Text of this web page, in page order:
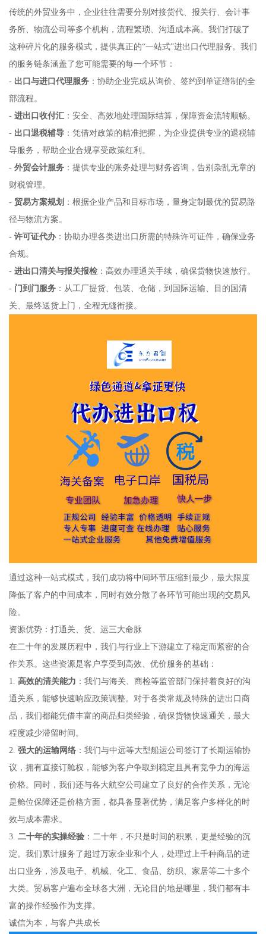
传统的外贸业务中，企业往往需要分别对接货代、报关行、会计事
务所、物流公司等多个机构，流程繁琐、沟通成本高。我们打破了
这种碎片化的服务模式，提供真正的“一站式”进出口代理服务。我们
的服务链条涵盖了您可能需要的每一个环节：
- 出口与进口代理服务：协助企业完成从询价、签约到单证缮制的全
部流程。
- 进出口收付汇：安全、高效地处理国际结算，保障资金流转顺畅。
- 出口退税辅导：凭借对政策的精准把握，为企业提供专业的退税辅
导服务，帮助企业合规享受政策红利。
- 外贸会计服务：提供专业的账务处理与财务咨询，告别杂乱无章的
财税管理。
- 贸易方案规划 ：根据企业产品和目标市场，量身定制最优的贸易路
径与物流方案。
- 许可证代办：协助办理各类进出口所需的特殊许可证件，确保业务
合规。
- 进出口清关与报关报检：高效办理通关手续，确保货物快速放行。
- 门到门服务：从工厂提货、包装、仓储，到国际运输、目的国清
关、最终送货上门，全程无缝衔接。
通过这种一站式模式，我们成功将中间环节压缩到最少，最大限度
降低了客户的中间成本，同时有效分散了各环节可能出现的交易风
险。
资源优势：打通关、货、运三大命脉
在二十年的发展历程中，我们与行业上下游建立了稳定而紧密的合
作关系。这些资源是客户享受到高效、优价服务的基础：
1. 高效的清关能力 ：我们与海关、商检等监管部门保持着良好的沟
通关系，能够快速响应政策调整。对于各类常规及特殊的进出口商
品，我们都能凭借丰富的商品归类经验，确保货物快速通关，最大
程度减少滞留时间。
2. 强大的运输网络：我们与中远等大型船运公司签订了长期运输协
议，拥有直接订舱权，能够为客户争取到稳定且具有竞争力的海运
价格。同时，我们还与各大航空公司建立了良好的合作关系，无论
是舱位保障还是价格方面，都具备显著优势，满足客户多样化的时
效与成本需求。
3. 二十年的实操经验：二十年，不只是时间的积累，更是经验的沉
淀。我们累计服务了超过万家企业和个人，处理过上千种商品的进
出口业务，涉及电子、机械、化工、食品、纺织、家居等二十多个
大类。贸易客户遍布全球各大洲，无论目的地是哪里，我们都有丰
富的操作经验作为支撑。
诚信为本，与客户共成长